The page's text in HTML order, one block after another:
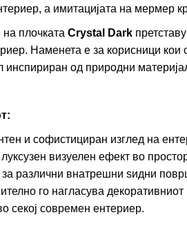
а имитацијата на мермер
на плочката Crystal Dark
Наменета е за корисници
од природни
и софистициран изглед на
визуелен ефект во
за различни внатрешни ѕидни
го нагласува декоративниот
секој современ ентериер.